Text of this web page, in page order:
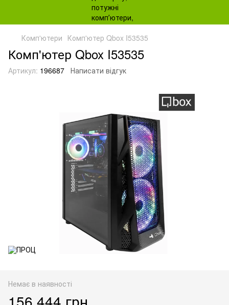
Комп'ютери Комп'ютер Qbox I53535
Комп'ютер Qbox I53535
Артикул: 196687 Написати відгук
Немає в наявності
156 444 грн